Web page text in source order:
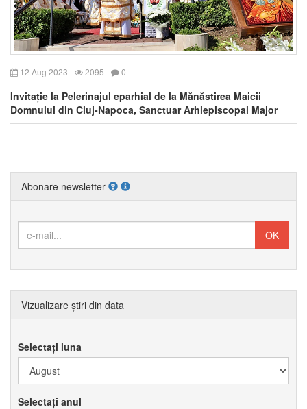
12 Aug 2023 2095 0
Invitație la Pelerinajul eparhial de la Mănăstirea Maicii
Domnului din Cluj-Napoca, Sanctuar Arhiepiscopal Major
Abonare newsletter
Vizualizare știri din data
Selectați luna
Selectați anul